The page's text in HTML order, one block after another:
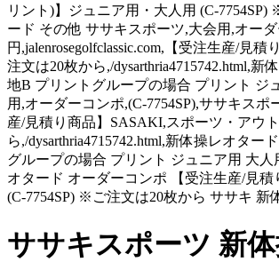
リント)】ジュニア用・大人用 (C-
ード その他 ササキスポーツ,大会用,オー
円,jalenrosegolfclassic.com,【受注生産/見
注文は20枚から,/dysarthria4715742.html,
地B プリントグループの場合 プリント ジ
用,オーダーコンポ,(C-7754SP),ササキス
産/見積り商品】SASAKI,スポーツ・アウ
ら,/dysarthria4715742.html,新体操レオタ
グループの場合 プリント ジュニア用 大
オタード オーダーコンポ 【受注生産/見
(C-7754SP) ※ご注文は20枚から ササキ
ササキスポーツ 新